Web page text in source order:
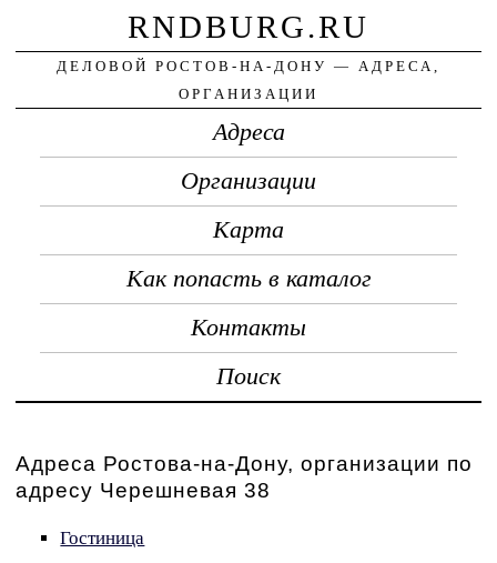
RNDBURG.RU
ДЕЛОВОЙ РОСТОВ-НА-ДОНУ — АДРЕСА,
ОРГАНИЗАЦИИ
Адреса
Организации
Карта
Как попасть в каталог
Контакты
Поиск
Адреса Ростова-на-Дону, организации по
адресу Черешневая 38
Гостиница